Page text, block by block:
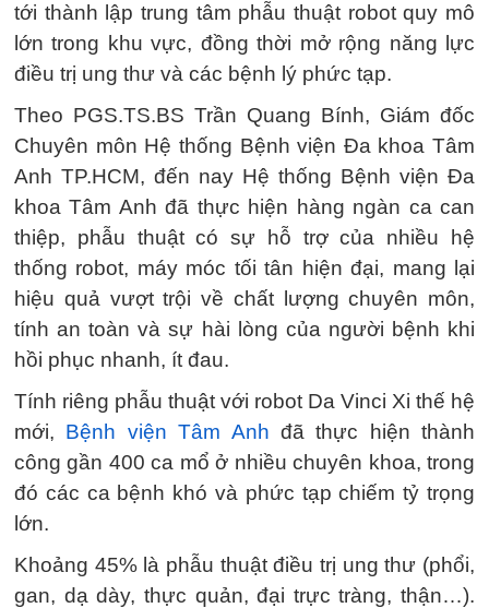
tới thành lập trung tâm phẫu thuật robot quy mô
lớn trong khu vực, đồng thời mở rộng năng lực
điều trị ung thư và các bệnh lý phức tạp.
Theo PGS.TS.BS Trần Quang Bính, Giám đốc
Chuyên môn Hệ thống Bệnh viện Đa khoa Tâm
Anh TP.HCM, đến nay Hệ thống Bệnh viện Đa
khoa Tâm Anh đã thực hiện hàng ngàn ca can
thiệp, phẫu thuật có sự hỗ trợ của nhiều hệ
thống robot, máy móc tối tân hiện đại, mang lại
hiệu quả vượt trội về chất lượng chuyên môn,
tính an toàn và sự hài lòng của người bệnh khi
hồi phục nhanh, ít đau.
Tính riêng phẫu thuật với robot Da Vinci Xi thế hệ
mới, Bệnh viện Tâm Anh đã thực hiện thành
công gần 400 ca mổ ở nhiều chuyên khoa, trong
đó các ca bệnh khó và phức tạp chiếm tỷ trọng
lớn.
Khoảng 45% là phẫu thuật điều trị ung thư (phổi,
gan, dạ dày, thực quản, đại trực tràng, thận…).